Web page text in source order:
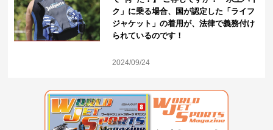
ク」に乗る場合、国が認定した「ライフ
ジャケット」の着用が、法律で義務付け
られているのです！
2024/09/24